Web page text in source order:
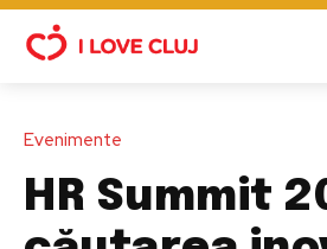
Evenimente
HR Summit